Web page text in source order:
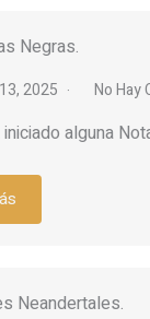
Negras.
2025 No Hay
alguna
Neandertales.